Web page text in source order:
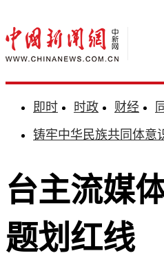
即时 时政 财经
铸牢中华民族共同体意
台主流媒
题划红线